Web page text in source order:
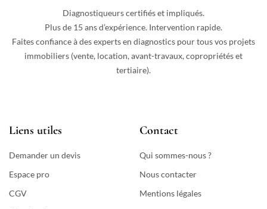
Diagnostiqueurs certifiés et impliqués.
Plus de 15 ans d’expérience. Intervention rapide.
Faites confiance à des experts en diagnostics pour tous vos projets
immobiliers (vente, location, avant-travaux, copropriétés et
tertiaire).
Liens utiles
Demander un devis
Espace pro
CGV
Contact
Qui sommes-nous ?
Nous contacter
Mentions légales